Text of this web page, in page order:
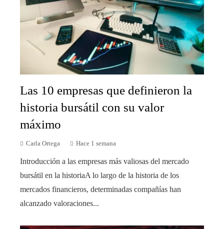
Las 10 empresas que definieron la
historia bursátil con su valor
máximo
Carla Ortega Hace 1 semana
Introducción a las empresas más valiosas del mercado
bursátil en la historiaA lo largo de la historia de los
mercados financieros, determinadas compañías han
alcanzado valoraciones...